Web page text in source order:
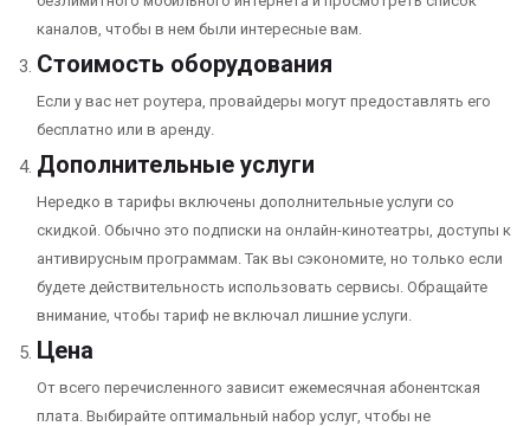
каналов, чтобы в нем были интересные вам.
Стоимость оборудования
Если у вас нет роутера, провайдеры могут предоставлять его
бесплатно или в аренду.
Дополнительные услуги
Нередко в тарифы включены дополнительные услуги со
скидкой. Обычно это подписки на онлайн-кинотеатры, доступы к
антивирусным программам. Так вы сэкономите, но только если
будете действительность использовать сервисы. Обращайте
внимание, чтобы тариф не включал лишние услуги.
Цена
От всего перечисленного зависит ежемесячная абонентская
плата. Выбирайте оптимальный набор услуг, чтобы не